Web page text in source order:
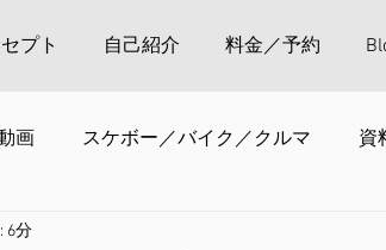
プト 自己紹介 料金／予約
画 スケボー／バイク／クルマ 資
6分